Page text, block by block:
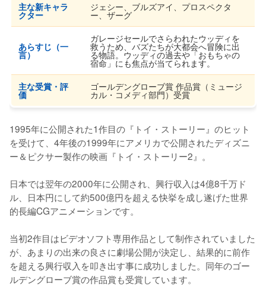
主な新キャラ
クター
ジェシー、ブルズアイ、プロスペクタ
ー、ザーグ
あらすじ（一
言）
ガレージセールでさらわれたウッディを
救うため、バズたちが大都会へ冒険に出
る物語。ウッディの過去や「おもちゃの
宿命」にも焦点が当てられます。
主な受賞・評
価
ゴールデングローブ賞 作品賞（ミュージ
カル・コメディ部門）受賞
1995年に公開された1作目の『トイ・ストーリー』のヒット
を受けて、4年後の1999年にアメリカで公開されたディズニ
ー＆ピクサー製作の映画『トイ・ストーリー2』。
日本では翌年の2000年に公開され、興行収入は4億8千万ド
ル、日本円にして約500億円を超える快挙を成し遂げた世界
的長編CGアニメーションです。
当初2作目はビデオソフト専用作品として制作されていました
が、あまりの出来の良さに劇場公開が決定し、結果的に前作
を超える興行収入を叩き出す事に成功しました。同年のゴー
ルデングローブ賞の作品賞も受賞しています。